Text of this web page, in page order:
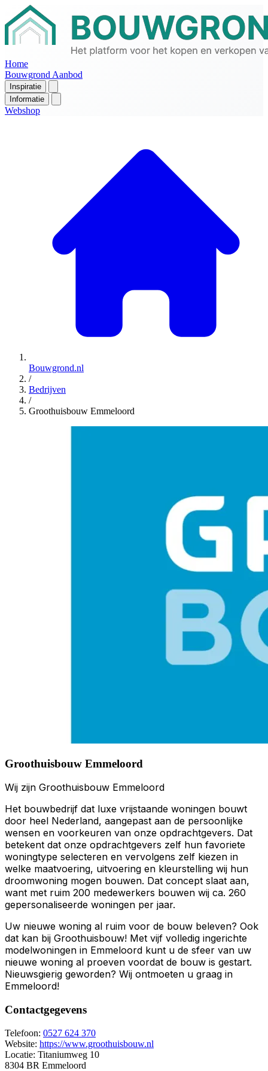
Home
Bouwgrond Aanbod
Inspiratie
Informatie
Webshop
Bouwgrond.nl
/
Bedrijven
/
Groothuisbouw Emmeloord
Groothuisbouw Emmeloord
Wij zijn Groothuisbouw Emmeloord
Het bouwbedrijf dat luxe vrijstaande woningen bouwt
door heel Nederland, aangepast aan de persoonlijke
wensen en voorkeuren van onze opdrachtgevers. Dat
betekent dat onze opdrachtgevers zelf hun favoriete
woningtype selecteren en vervolgens zelf kiezen in
welke maatvoering, uitvoering en kleurstelling wij hun
droomwoning mogen bouwen. Dat concept slaat aan,
want met ruim 200 medewerkers bouwen wij ca. 260
gepersonaliseerde woningen per jaar.
Uw nieuwe woning al ruim voor de bouw beleven? Ook
dat kan bij Groothuisbouw! Met vijf volledig ingerichte
modelwoningen in Emmeloord kunt u de sfeer van uw
nieuwe woning al proeven voordat de bouw is gestart.
Nieuwsgierig geworden? Wij ontmoeten u graag in
Emmeloord!
Contactgegevens
Telefoon: 0527 624 370
Website: https://www.groothuisbouw.nl
Locatie: Titaniumweg 10
8304 BR Emmeloord